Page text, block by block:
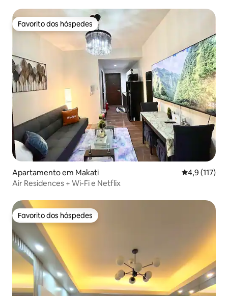
Favorito dos hóspedes
Favorito dos hóspedes
Apartamento em Makati
4,9 (117)
Air Residences + Wi-Fi e Netflix
Favorito dos hóspedes
Favorito dos hóspedes